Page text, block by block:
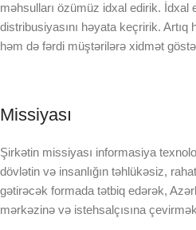
məhsulları özümüz idxal edirik. İdxal
distribusiyasını həyata keçririk.
həm də fərdi müştərilərə xidmət
Missiyası
Şirkətin missiyası informasiya
dövlətin və insanlığın təhlükəsiz,
gətirəcək formada tətbiq edərək,
mərkəzinə və istehsalçısına